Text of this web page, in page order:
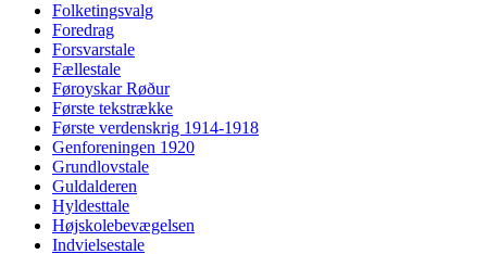
Folketingsvalg
Foredrag
Forsvarstale
Fællestale
Føroyskar Røður
Første tekstrække
Første verdenskrig 1914-1918
Genforeningen 1920
Grundlovstale
Guldalderen
Hyldesttale
Højskolebevægelsen
Indvielsestale